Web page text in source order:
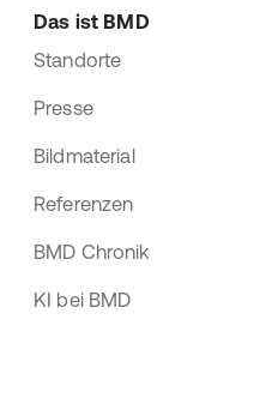
Das ist BMD
Standorte
Presse
Bildmaterial
Referenzen
BMD Chronik
KI bei BMD